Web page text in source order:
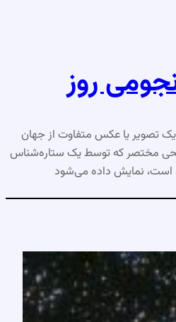
روز
تصویر یا عکس متفاوت از جهان
مختصر که توسط یک ستاره‌شناس
است، نمایش داده می‌شود